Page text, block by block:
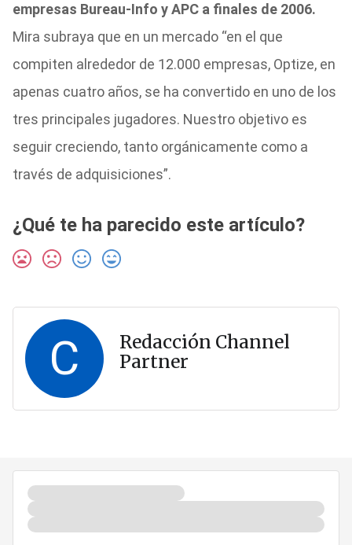
empresas Bureau-Info y APC a finales de 2006.
Mira subraya que en un mercado “en el que
compiten alrededor de 12.000 empresas, Optize, en
apenas cuatro años, se ha convertido en uno de los
tres principales jugadores. Nuestro objetivo es
seguir creciendo, tanto orgánicamente como a
través de adquisiciones”.
¿Qué te ha parecido este artículo?
C
Redacción Channel
Partner